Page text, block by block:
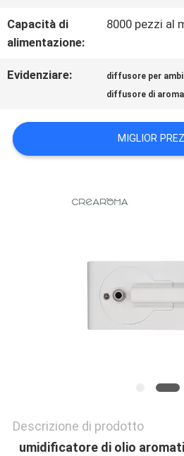
CONTATTICI
RICHIEDA
CITAZIONE
PRIVACY
Capacità di
alimentazione:
8000 pezzi al
Evidenziare: diffusore per
diffusore di
MIGLIOR
Descrizione di prodotto
umidificatore di olio